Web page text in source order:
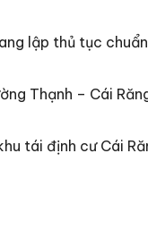
lập thủ tục
Thạnh – Cái
tái định cư Cái